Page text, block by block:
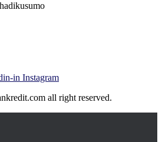
in Instagram
all right reserved.